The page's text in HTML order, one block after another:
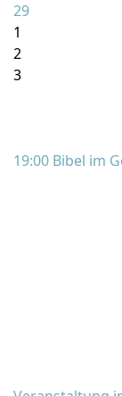
29
1
2
3
19:00 Bibel im